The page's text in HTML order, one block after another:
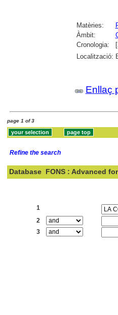
Matèries:
Àmbit:
Cronologia:
Localització:
Enllaç
page 1 of 3
Refine the search
Database FONS : Advanced
1
2
3